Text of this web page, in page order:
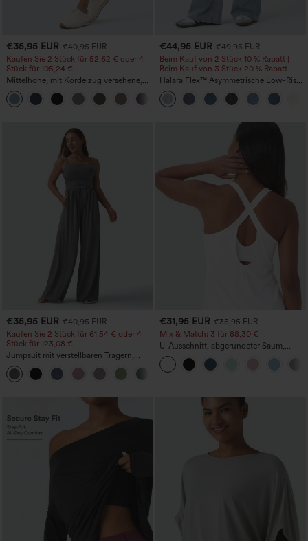
€35,95 EUR €40,95 EUR
Kaufen Sie 2 Stück für 52,62 € oder 4
Stück für 105,24 €.
Mittelhohe, mit Kordelzug versehene,
schnelltrocknende Golfhose mit schmal
zulaufendem Schnitt, abgerundetem
Saum und Taschen – UPF 40+
+2
€44,95 EUR €49,95 EUR
Beim Kauf von 2 Stück 10 % Rabatt |
Beim Kauf von 3 Stück 20 % Rabatt
Halara Flex™ Asymmetrische Low-Rise-
Jeans mit Reißverschlusstaschen,
Baggy-Stil, weitem Bein, gewaschen,
lässig
€35,95 EUR €40,95 EUR
Kaufen Sie 2 Stück für 61,54 € oder 4
Stück für 123,08 €.
Jumpsuit mit verstellbaren Trägern,
gerafftem Detail, weitem Bein und
meliertem Stoff, lässig, mit Taschen -
Easy Peezy
€31,95 EUR €35,95 EUR
Mix & Match: 3 für 88,30 €
U-Ausschnitt, abgerundeter Saum,
InstantCool Yoga-Trägertop – UPF50+